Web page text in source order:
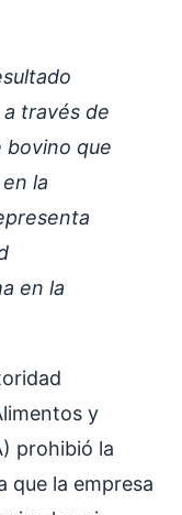
través de
bovino que
la
en la
y
prohibió la
que la empresa